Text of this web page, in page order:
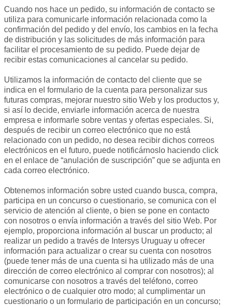
Cuando nos hace un pedido, su información de contacto se
utiliza para comunicarle información relacionada como la
confirmación del pedido y del envío, los cambios en la fecha
de distribución y las solicitudes de más información para
facilitar el procesamiento de su pedido. Puede dejar de
recibir estas comunicaciones al cancelar su pedido.
Utilizamos la información de contacto del cliente que se
indica en el formulario de la cuenta para personalizar sus
futuras compras, mejorar nuestro sitio Web y los productos y,
si así lo decide, enviarle información acerca de nuestra
empresa e informarle sobre ventas y ofertas especiales. Si,
después de recibir un correo electrónico que no está
relacionado con un pedido, no desea recibir dichos correos
electrónicos en el futuro, puede notificárnoslo haciendo click
en el enlace de “anulación de suscripción” que se adjunta en
cada correo electrónico.
Obtenemos información sobre usted cuando busca, compra,
participa en un concurso o cuestionario, se comunica con el
servicio de atención al cliente, o bien se pone en contacto
con nosotros o envía información a través del sitio Web. Por
ejemplo, proporciona información al buscar un producto; al
realizar un pedido a través de Intersys Uruguay u ofrecer
información para actualizar o crear su cuenta con nosotros
(puede tener más de una cuenta si ha utilizado más de una
dirección de correo electrónico al comprar con nosotros); al
comunicarse con nosotros a través del teléfono, correo
electrónico o de cualquier otro modo; al cumplimentar un
cuestionario o un formulario de participación en un concurso;